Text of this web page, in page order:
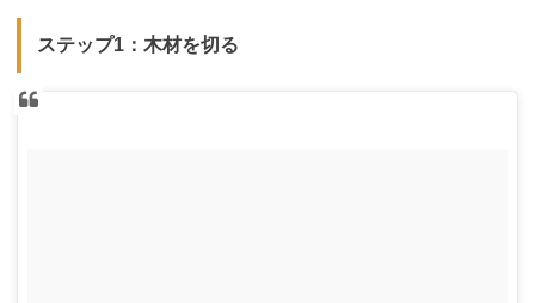
ステップ1：木材を切る